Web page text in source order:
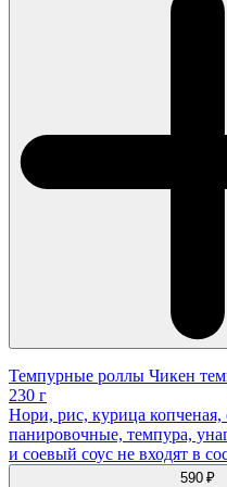
Темпурные роллы Чикен
230 г
Нори, рис, курица
панировочные, темпура,
и соевый соус не входят в
590 ₽